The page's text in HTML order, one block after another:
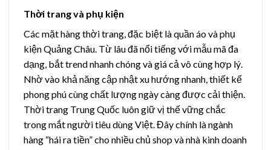
Thời trang và phụ kiện
Các mặt hàng thời trang, đặc biệt là quần áo và phụ
kiện Quảng Châu. Từ lâu đã nổi tiếng với mẫu mã đa
dạng, bắt trend nhanh chóng và giá cả vô cùng hợp lý.
Nhờ vào khả năng cập nhật xu hướng nhanh, thiết kế
phong phú cùng chất lượng ngày càng được cải thiện.
Thời trang Trung Quốc luôn giữ vị thế vững chắc
trong mắt người tiêu dùng Việt. Đây chính là ngành
hàng “hái ra tiền” cho nhiều chủ shop và nhà kinh doanh